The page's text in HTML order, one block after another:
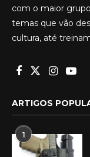
com o maior
temas que vão
cultura, até
ARTIGOS
1